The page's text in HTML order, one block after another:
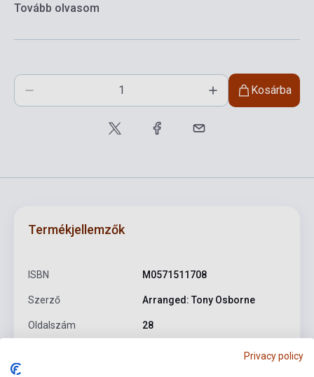
Tovább olvasom
Kosárba
Termékjellemzők
ISBN M0571511708
Szerző Arranged: Tony Osborne
Oldalszám 28
Privacy policy